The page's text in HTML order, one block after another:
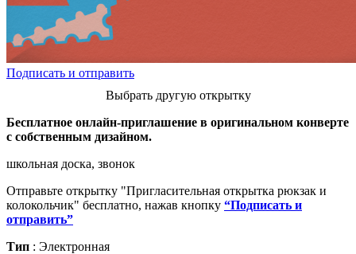
Подписать и отправить
Выбрать другую открытку
Бесплатное онлайн-приглашение в оригинальном конверте
с собственным дизайном.
школьная доска, звонок
Отправьте открытку "Пригласительная открытка рюкзак и
колокольчик" бесплатно, нажав кнопку “Подписать и
отправить”
Тип : Электронная